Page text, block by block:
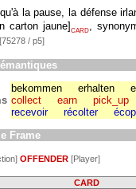
la pause, la défense
carton jaune]CARD,
[75278 / p5]
bekommen erhalten
collect
earn
pick_up
recevoir
récolter
Frame
OFFENDER [Player]
CARD